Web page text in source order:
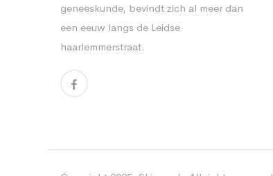
geneeskunde, bevindt zich al meer dan
een eeuw langs de Leidse
haarlemmerstraat.